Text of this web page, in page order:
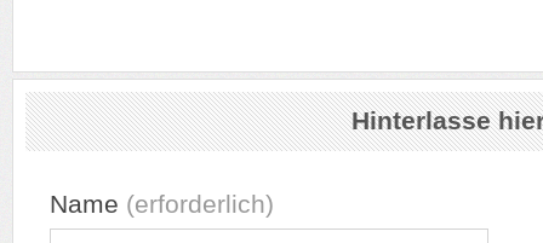
Hinterlasse
Name (erforderlich)